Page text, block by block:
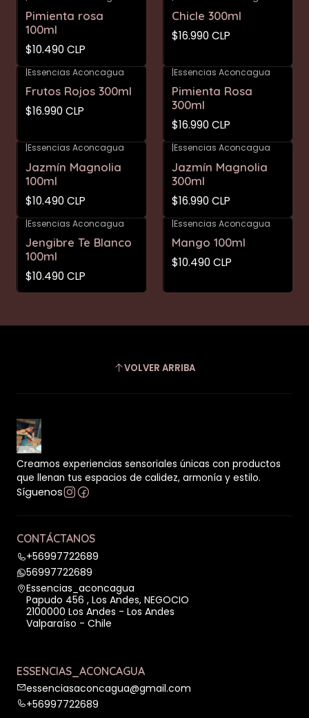
Pimienta rosa
100ml
$10.490 CLP
Chicle 300ml
$16.990 CLP
|Essencias Aconcagua
Frutos Rojos 300ml
$16.990 CLP
|Essencias Aconcagua
Pimienta Rosa
300ml
$16.990 CLP
Essencias Aconcagua
Jazmín Magnolia
100ml
$10.490 CLP
Essencias Aconcagua
Jazmín Magnolia
300ml
$16.990 CLP
|Essencias Aconcagua
Jengibre Te Blanco
100ml
$10.490 CLP
|Essencias Aconcagua
Mango 100ml
$10.490 CLP
VOLVER ARRIBA
Creamos experiencias sensoriales únicas con productos
que llenan tus espacios de calidez, armonía y estilo.
Síguenos
CONTÁCTANOS
+56997722689
56997722689
Essencias_aconcagua
Papudo 456 , Los Andes, NEGOCIO
2100000 Los Andes - Los Andes
Valparaíso - Chile
ESSENCIAS_ACONCAGUA
essenciasaconcagua@gmail.com
+56997722689